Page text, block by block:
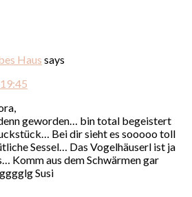
Haus says
geworden… bin total begeistert
Bei dir sieht es sooooo toll
Sessel… Das Vogelhäuserl ist ja
Komm aus dem Schwärmen gar
Susi